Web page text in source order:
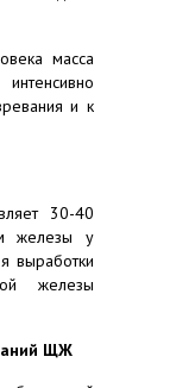
масса
и к
30-40
железы у
выработки
железы
ЩЖ